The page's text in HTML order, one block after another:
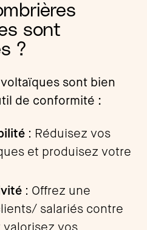
sont
?
sont bien
de conformité :
: Réduisez vos
et produisez votre
: Offrez une
salariés contre